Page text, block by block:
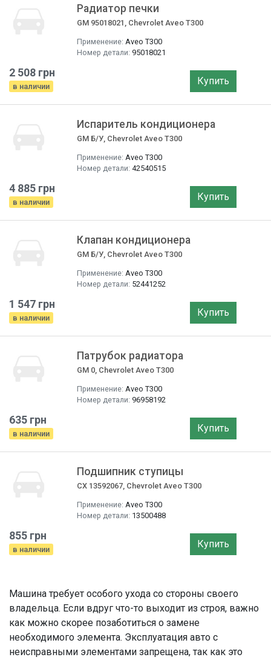
Радиатор печки
GM 95018021, Chevrolet Aveo T300
Применение: Aveo T300
Номер детали: 95018021
2 508 грн
в наличии Купить
Испаритель кондиционера
GM Б/У, Chevrolet Aveo T300
Применение: Aveo T300
Номер детали: 42540515
4 885 грн
в наличии Купить
Клапан кондиционера
GM Б/У, Chevrolet Aveo T300
Применение: Aveo T300
Номер детали: 52441252
1 547 грн
в наличии Купить
Патрубок радиатора
GM 0, Chevrolet Aveo T300
Применение: Aveo T300
Номер детали: 96958192
635 грн
в наличии Купить
Подшипник ступицы
CX 13592067, Chevrolet Aveo T300
Применение: Aveo T300
Номер детали: 13500488
855 грн
в наличии Купить
Машина требует особого ухода со стороны своего
владельца. Если вдруг что-то выходит из строя, важно
как можно скорее позаботиться о замене
необходимого элемента. Эксплуатация авто с
неисправными элементами запрещена, так как это